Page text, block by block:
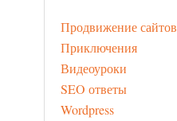
Продвижение сайтов
Приключения
Видеоуроки
SEO ответы
Wordpress